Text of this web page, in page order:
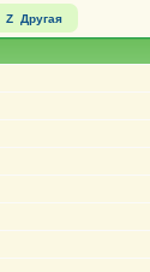
Z Другая